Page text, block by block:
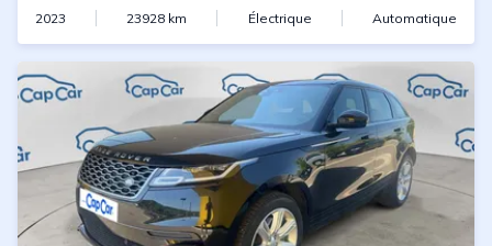
2023 23928 km Électrique Automatique